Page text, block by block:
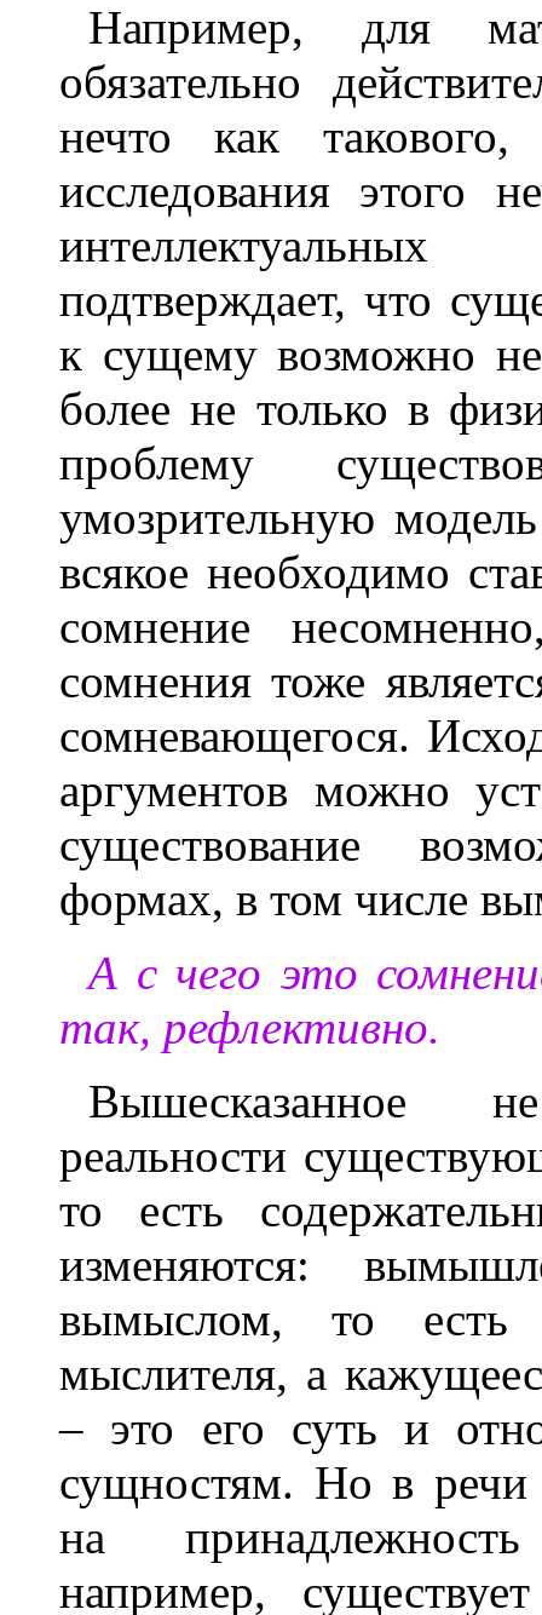
Например, для
обязательно
нечто как
исследования этого
подтверждает, что
к сущему возможно
более не только в
проблему
умозрительную
всякое необходимо
сомнение
сомнения тоже
сомневающегося.
аргументов можно
существование
формах, в том числе
А с чего это
так, рефлективно.
Вышесказанное
реальности
то есть
изменяются:
вымыслом, то есть
мыслителя, а
– это его суть и
сущностям. Но в речи
на
например,